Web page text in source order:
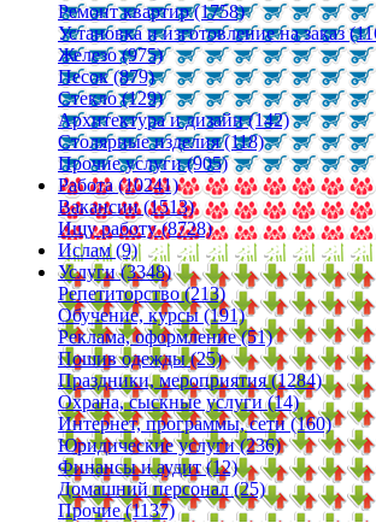
Ремонт квартир (1758)
Установка и изготовление на заказ
Железо (975)
Песок (879)
Стекло (129)
Архитектура и дизайн (142)
Столярные изделия (118)
Прочие услуги (905)
Работа (10241)
Вакансии (1513)
Ищу работу (8728)
Ислам (9)
Услуги (3348)
Репетиторство (213)
Обучение, курсы (191)
Реклама, оформление (51)
Пошив одежды (25)
Праздники, мероприятия (1284)
Охрана, сыскные услуги (14)
Интернет, программы, сети (160)
Юридические услуги (236)
Финансы и аудит (12)
Домашний персонал (25)
Прочие (1137)